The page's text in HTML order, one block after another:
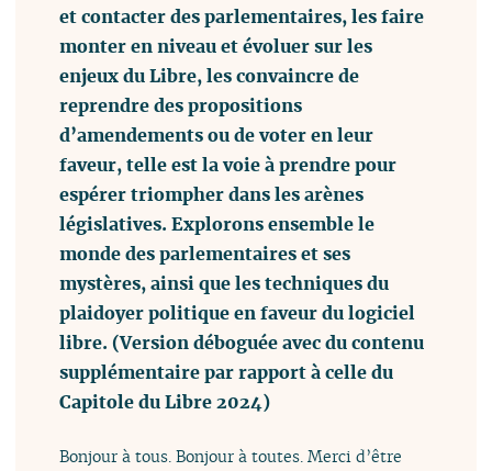
et contacter des parlementaires, les faire
monter en niveau et évoluer sur les
enjeux du Libre, les convaincre de
reprendre des propositions
d’amendements ou de voter en leur
faveur, telle est la voie à prendre pour
espérer triompher dans les arènes
législatives. Explorons ensemble le
monde des parlementaires et ses
mystères, ainsi que les techniques du
plaidoyer politique en faveur du logiciel
libre. (Version déboguée avec du contenu
supplémentaire par rapport à celle du
Capitole du Libre 2024)
Bonjour à tous. Bonjour à toutes. Merci d’être